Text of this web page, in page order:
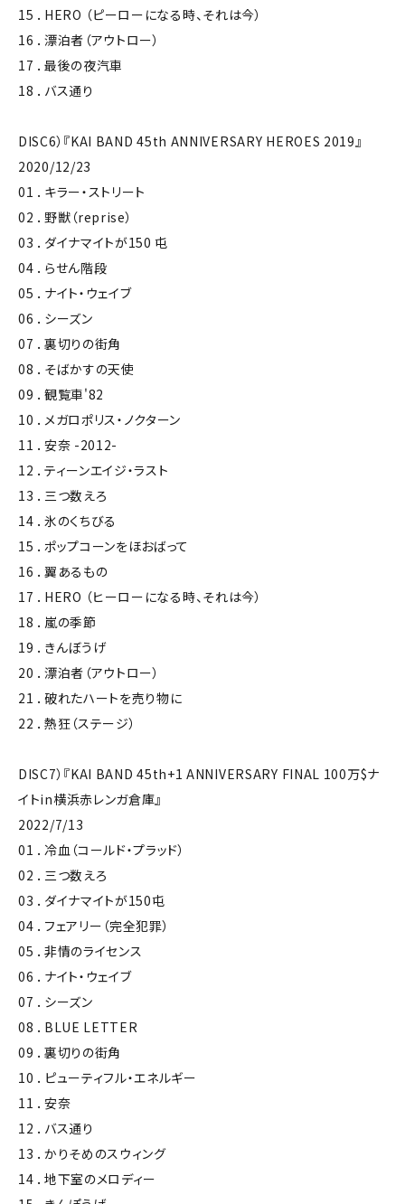
15 ．HERO （ピーローになる時、それは今）
16 ．漂泊者（アウトロー）
17 ．最後の夜汽車
18 ．バス通り
DISC6）『KAI BAND 45th ANNIVERSARY HEROES 2019』
2020/12/23
01 ．キラー・ストリート
02 ．野獣（reprise）
03 ．ダイナマイトが150 屯
04 ．らせん階段
05 ．ナイト・ウェイブ
06 ．シーズン
07 ．裏切りの街角
08 ．そばかすの天使
09 ．観覧車'82
10 ．メガロポリス・ノクターン
11 ．安奈 -2012-
12 ．ティーンエイジ・ラスト
13 ．三つ数えろ
14 ．氷のくちびる
15 ．ポップコーンをほおばって
16 ．翼あるもの
17 ．HERO （ヒーローになる時、それは今）
18 ．嵐の季節
19 ．きんぼうげ
20 ．漂泊者（アウトロー）
21 ．破れたハートを売り物に
22 ．熱狂（ステージ）
DISC7）『KAI BAND 45th+1 ANNIVERSARY FINAL 100万$ナ
イトin横浜赤レンガ倉庫』
2022/7/13
01 ．冷血（コールド・プラッド）
02 ．三つ数えろ
03 ．ダイナマイトが150屯
04 ．フェアリー（完全犯罪）
05 ．非情のライセンス
06 ．ナイト・ウェイブ
07 ．シーズン
08 ．BLUE LETTER
09 ．裏切りの街角
10 ．ピューティフル・エネルギー
11 ．安奈
12 ．バス通り
13 ．かりそめのスウィング
14 ．地下室のメロディー